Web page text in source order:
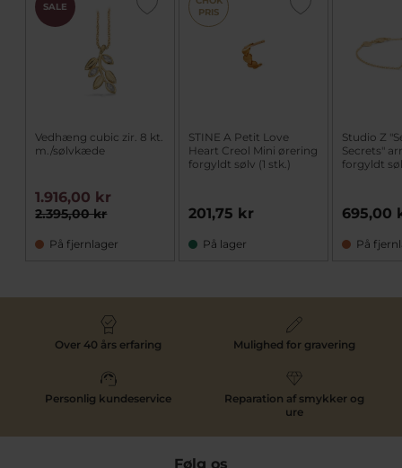
SALE
Vedhæng cubic zir. 8 kt.
m./sølvkæde
2.395,00 kr
1.916,00 kr
På fjernlager
PRIS
STINE A Petit Love
Heart Creol Mini ørering
forgyldt sølv (1 stk.)
201,75 kr
På lager
Studio Z
Secrets"
forgyldt
695,00
På
Over 40 års erfaring Mulighed for gravering
Personlig kundeservice
Reparation af smykker og
ure
Følg os